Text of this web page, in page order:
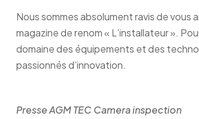
Nous sommes absolument ravis de
magazine de renom « L’installateur ».
domaine des équipements et des
passionnés d’innovation.
Presse AGM TEC Camera inspection